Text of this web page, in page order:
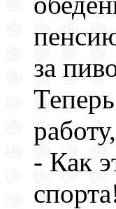
за
- Как